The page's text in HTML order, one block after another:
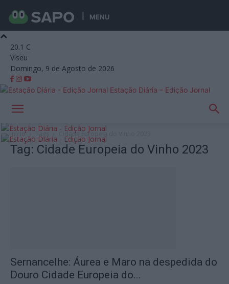
MENU
20.1 C
Viseu
Domingo, 9 de Agosto de 2026
Estação Diária – Edição Jornal
Início Tags Cidade Europeia do Vinho 2023
Tag: Cidade Europeia do Vinho 2023
Sernancelhe: Áurea e Maro na despedida do
Douro Cidade Europeia do...